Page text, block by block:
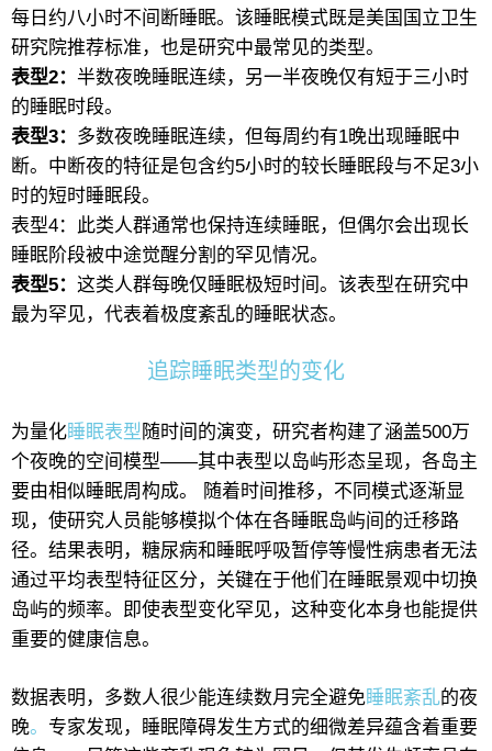
每日约八小时不间断睡眠。该睡眠模式既是美国国立卫生
研究院推荐标准，也是研究中最常见的类型。
表型2： 半数夜晚睡眠连续，另一半夜晚仅有短于三小时
的睡眠时段。
表型3： 多数夜晚睡眠连续，但每周约有1晚出现睡眠中
断。中断夜的特征是包含约5小时的较长睡眠段与不足3小
时的短时睡眠段。
表型4：此类人群通常也保持连续睡眠，但偶尔会出现长
睡眠阶段被中途觉醒分割的罕见情况。
表型5： 这类人群每晚仅睡眠极短时间。该表型在研究中
最为罕见，代表着极度紊乱的睡眠状态。
追踪睡眠类型的变化
为量化睡眠表型 随时间的演变，研究者构建了涵盖500万
个夜晚的空间模型——其中表型以岛屿形态呈现，各岛主
要由相似睡眠周构成。 随着时间推移，不同模式逐渐显
现，使研究人员能够模拟个体在各睡眠岛屿间的迁移路
径。结果表明，糖尿病和睡眠呼吸暂停等慢性病患者无法
通过平均表型特征区分，关键在于他们在睡眠景观中切换
岛屿的频率。即使表型变化罕见，这种变化本身也能提供
重要的健康信息。
数据表明，多数人很少能连续数月完全避免睡眠紊乱的夜
晚。 专家发现，睡眠障碍发生方式的细微差异蕴含着重要